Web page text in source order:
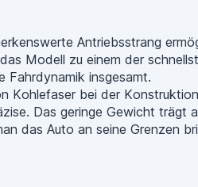
Antriebsstrang
Modell zu einem der
Fahrdynamik insgesamt.
Kohlefaser bei der
Das geringe Gewicht trägt
das Auto an seine Grenzen